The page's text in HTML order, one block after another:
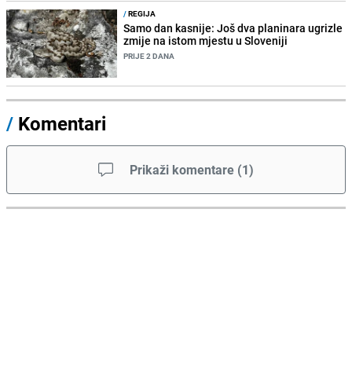
/REGIJA
Samo dan kasnije: Još dva planinara ugrizle
zmije na istom mjestu u Sloveniji
PRIJE 2 DANA
/ Komentari
Prikaži komentare (1)